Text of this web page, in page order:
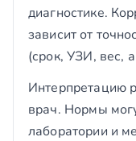
диагностике.
зависит от
(срок, УЗИ, вес,
Интерпретацию
врач. Нормы
лаборатории и